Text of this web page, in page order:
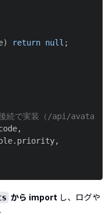
) return null ;
続で実装（/api/avatar/
,
. priority,
から import し、ログや